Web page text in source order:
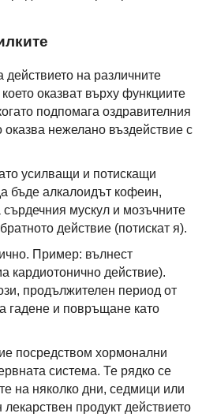
на различните
оказват върху функциите
подпомага оздравителния
нежелано въздействие с
усилващи и потискащи
бъде алкалоидът кофеин,
мускул и мозъчните
действие (потискат я).
Пример: вълнест
кардиотонично действие).
продължителен период от
гадене и повръщане като
посредством хормонални
система. Те рядко се
на няколко дни, седмици или
продукт действието